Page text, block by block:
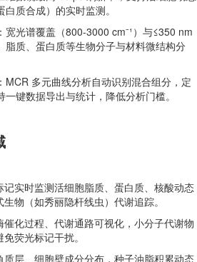
质合成）的实时监测。
宽光谱覆盖（800-3000 cm⁻¹）与≤350 nm
脂质、蛋白质等生物分子与材料微结构分
MCR 多元曲线分析自动识别混合组分，定
键数据导出与统计，降低分析门槛。
记实时监测活细胞脂质、蛋白质、核酸动态
物（如秀丽隐杆线虫）代谢追踪。
催化过程、代谢通路可视化，小分子代谢物
荧光标记干扰。
质层、细胞壁成分分布，种子油脂积累动态